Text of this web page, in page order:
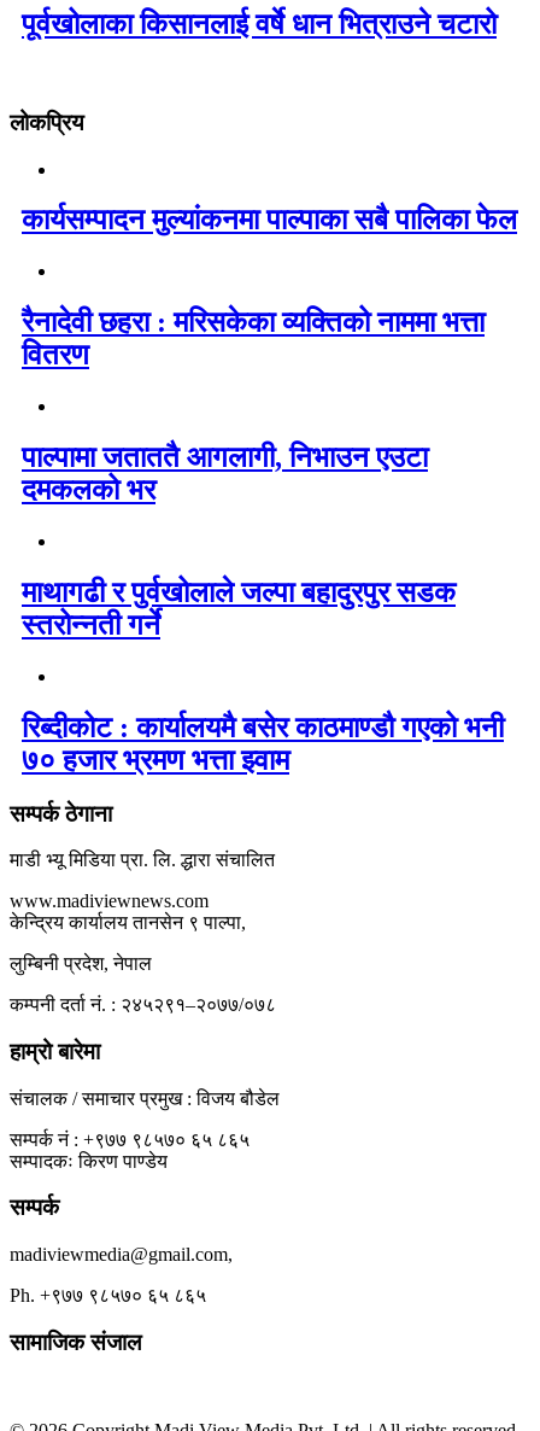
पूर्वखोलाका किसानलाई वर्षे धान भित्राउने चटारो
लोकप्रिय
कार्यसम्पादन मुल्यांकनमा पाल्पाका सबै पालिका फेल
रैनादेवी छहरा : मरिसकेका व्यक्तिको नाममा भत्ता
वितरण
पाल्पामा जताततै आगलागी, निभाउन एउटा
दमकलको भर
माथागढी र पुर्वखोलाले जल्पा बहादुरपुर सडक
स्तरोन्नती गर्ने
रिब्दीकोट : कार्यालयमै बसेर काठमाण्डौ गएको भनी
७० हजार भ्रमण भत्ता झ्वाम
सम्पर्क ठेगाना
माडी भ्यू मिडिया प्रा. लि. द्धारा संचालित
www.madiviewnews.com
केन्द्रिय कार्यालय तानसेन ९ पाल्पा,
लुम्बिनी प्रदेश, नेपाल
कम्पनी दर्ता नं. : २४५२९१–२०७७/०७८
हाम्रो बारेमा
संचालक / समाचार प्रमुख : विजय बौडेल
सम्पर्क नं : +९७७ ९८५७० ६५ ८६५
सम्पादकः किरण पाण्डेय
सम्पर्क
madiviewmedia@gmail.com,
Ph. +९७७ ९८५७० ६५ ८६५
सामाजिक संजाल